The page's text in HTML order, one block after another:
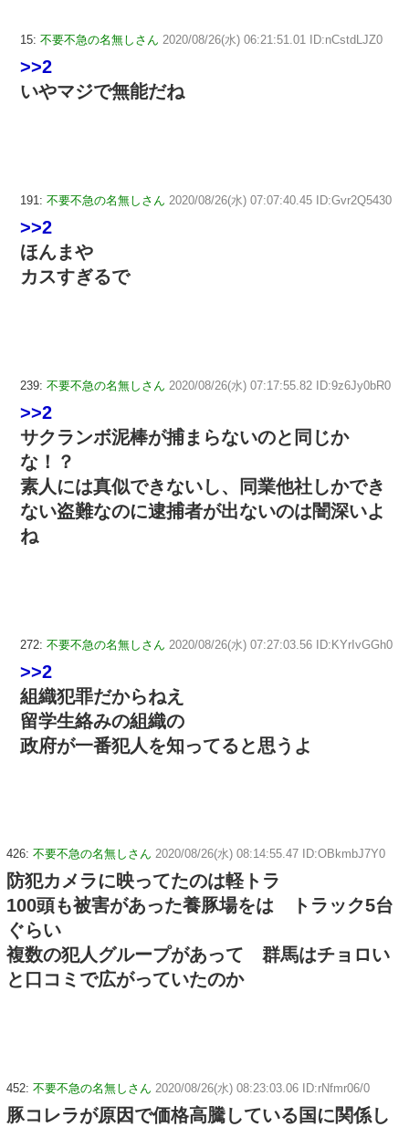
15: 不要不急の名無しさん 2020/08/26(水) 06:21:51.01 ID:nCstdLJZ0
>>2
いやマジで無能だね
191: 不要不急の名無しさん 2020/08/26(水) 07:07:40.45 ID:Gvr2Q5430
>>2
ほんまや
カスすぎるで
239: 不要不急の名無しさん 2020/08/26(水) 07:17:55.82 ID:9z6Jy0bR0
>>2
サクランボ泥棒が捕まらないのと同じか
な！？
素人には真似できないし、同業他社しかでき
ない盗難なのに逮捕者が出ないのは闇深いよ
ね
272: 不要不急の名無しさん 2020/08/26(水) 07:27:03.56 ID:KYrIvGGh0
>>2
組織犯罪だからねえ
留学生絡みの組織の
政府が一番犯人を知ってると思うよ
426: 不要不急の名無しさん 2020/08/26(水) 08:14:55.47 ID:OBkmbJ7Y0
防犯カメラに映ってたのは軽トラ
100頭も被害があった養豚場をは トラック5台
ぐらい
複数の犯人グループがあって 群馬はチョロい
と口コミで広がっていたのか
452: 不要不急の名無しさん 2020/08/26(水) 08:23:03.06 ID:rNfmr06/0
豚コレラが原因で価格高騰している国に関係し